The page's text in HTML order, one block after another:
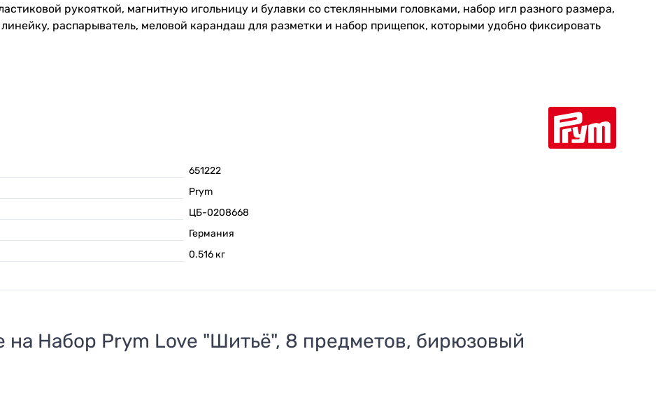
рукояткой, магнитную игольницу и булавки со стеклянными головками, набор игл разного размера,
распарыватель, меловой карандаш для разметки и набор прищепок, которыми удобно фиксировать
651222
Prym
ЦБ-0208668
Германия
0.516 кг
на Набор Prym Love "Шитьё", 8 предметов, бирюзовый